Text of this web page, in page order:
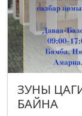
ЗУНЫ
БАЙНА